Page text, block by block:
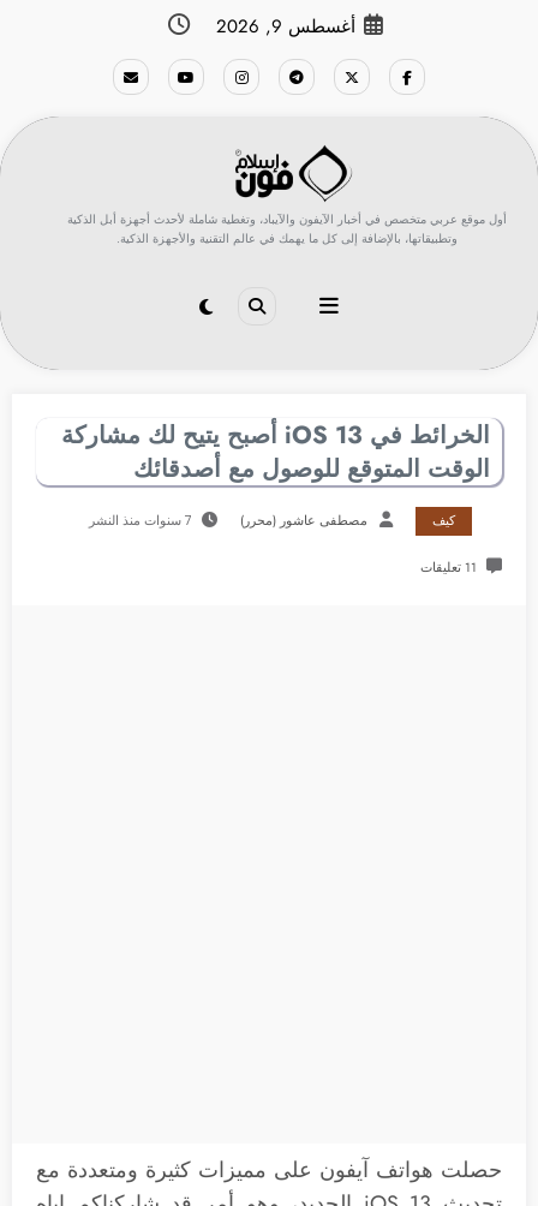
أغسطس 9, 2026
أول موقع عربي متخصص في أخبار الآيفون والآيباد، وتغطية شاملة لأحدث أجهزة أبل الذكية
وتطبيقاتها، بالإضافة إلى كل ما يهمك في عالم التقنية والأجهزة الذكية.
الخرائط في iOS 13 أصبح يتيح لك مشاركة
الوقت المتوقع للوصول مع أصدقائك
كيف مصطفى عاشور (محرر) 7 سنوات منذ النشر
11 تعليقات
حصلت هواتف آيفون على مميزات كثيرة ومتعددة مع